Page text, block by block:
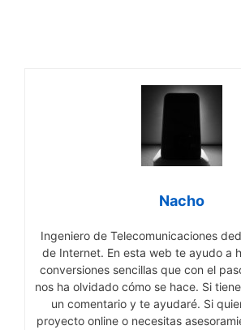
Nacho
Ingeniero de Telecomunicaciones
de Internet. En esta web te ayudo a
conversiones sencillas que con el
nos ha olvidado cómo se hace. Si
un comentario y te ayudaré. Si
proyecto online o necesitas